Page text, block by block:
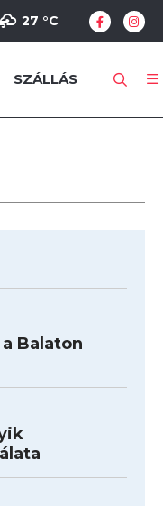
27 °C
SZÁLLÁS
Balaton